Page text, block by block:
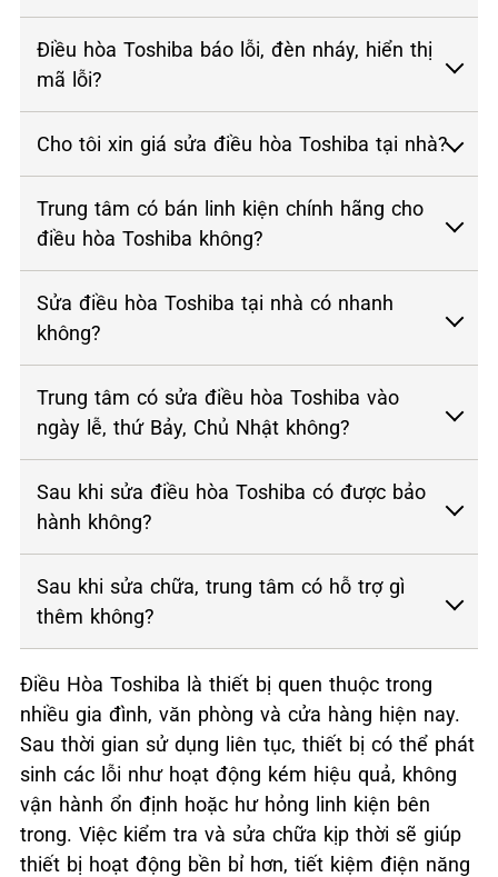
Điều hòa Toshiba báo lỗi, đèn nháy, hiển thị
mã lỗi?
Cho tôi xin giá sửa điều hòa Toshiba tại nhà?
Trung tâm có bán linh kiện chính hãng cho
điều hòa Toshiba không?
Sửa điều hòa Toshiba tại nhà có nhanh
không?
Trung tâm có sửa điều hòa Toshiba vào
ngày lễ, thứ Bảy, Chủ Nhật không?
Sau khi sửa điều hòa Toshiba có được bảo
hành không?
Sau khi sửa chữa, trung tâm có hỗ trợ gì
thêm không?
Điều Hòa Toshiba là thiết bị quen thuộc trong
nhiều gia đình, văn phòng và cửa hàng hiện nay.
Sau thời gian sử dụng liên tục, thiết bị có thể phát
sinh các lỗi như hoạt động kém hiệu quả, không
vận hành ổn định hoặc hư hỏng linh kiện bên
trong. Việc kiểm tra và sửa chữa kịp thời sẽ giúp
thiết bị hoạt động bền bỉ hơn, tiết kiệm điện năng